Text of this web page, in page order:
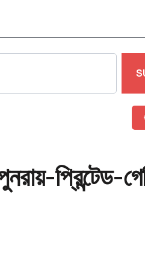
প্রিন্টেড-